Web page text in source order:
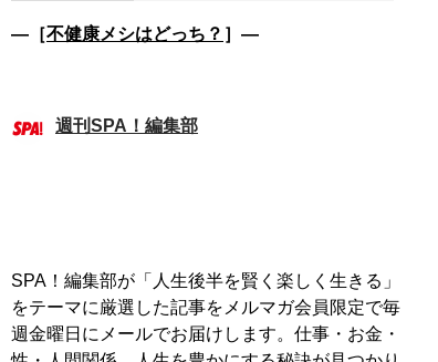
―［不健康メシはどっち？ ］―
週刊SPA！編集部
SPA！編集部が「人生後半を賢く楽しく生きる」
をテーマに厳選した記事をメルマガ会員限定で毎
週金曜日にメールでお届けします。仕事・お金・